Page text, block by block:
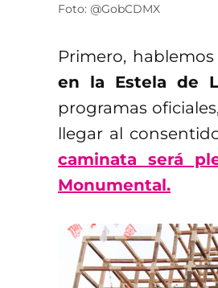
Foto: @GobCDMX
Primero,
en la Estela de
programas
llegar al
caminata será
Monumental.